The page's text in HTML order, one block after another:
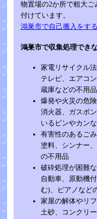
物置場の2か所で粗大
付けています。
鴻巣市で自己搬入をす
鴻巣市で収集処理でき
家電リサイクル
テレビ、エアコ
蔵庫などの不用品
爆発や火災の危
消火器、ガスボ
いるビンやカン
有害性のあるごみ
塗料、シンナー
の不用品
破砕処理が困難
自動車、原動機
む)、ピアノなど
家屋の解体やリ
土砂、コンクリ